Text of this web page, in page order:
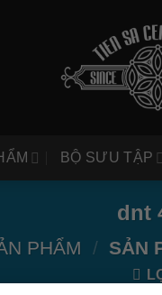
BỘ SƯU TẬP
dnt
PHẨM / SẢN